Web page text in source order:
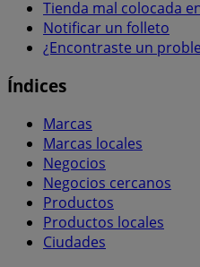
Tienda mal colocada
Notificar un folleto
¿Encontraste un
Índices
Marcas
Marcas locales
Negocios
Negocios cercanos
Productos
Productos locales
Ciudades